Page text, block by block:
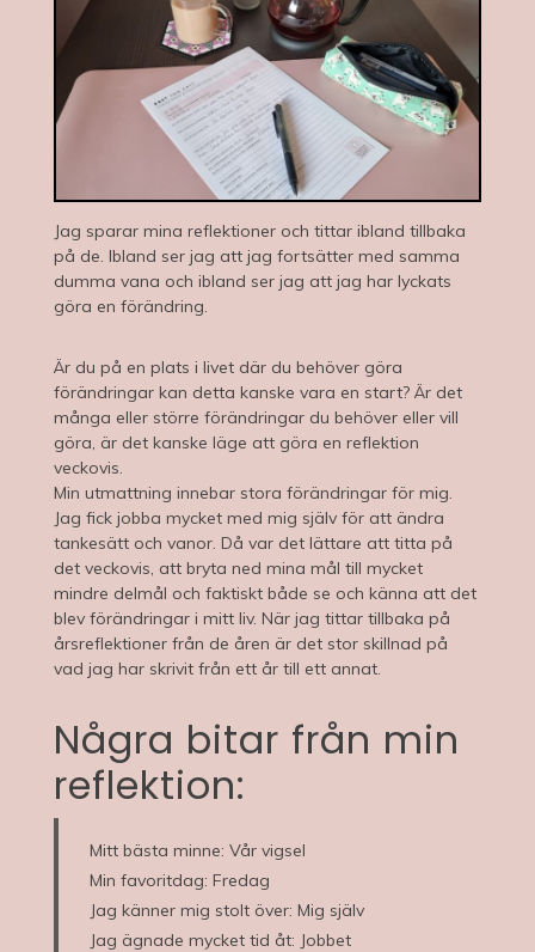
Jag sparar mina reflektioner och tittar ibland tillbaka
på de. Ibland ser jag att jag fortsätter med samma
dumma vana och ibland ser jag att jag har lyckats
göra en förändring.
Är du på en plats i livet där du behöver göra
förändringar kan detta kanske vara en start? Är det
många eller större förändringar du behöver eller vill
göra, är det kanske läge att göra en reflektion
veckovis.
Min utmattning innebar stora förändringar för mig.
Jag fick jobba mycket med mig själv för att ändra
tankesätt och vanor. Då var det lättare att titta på
det veckovis, att bryta ned mina mål till mycket
mindre delmål och faktiskt både se och känna att det
blev förändringar i mitt liv. När jag tittar tillbaka på
årsreflektioner från de åren är det stor skillnad på
vad jag har skrivit från ett år till ett annat.
Några bitar från min
reflektion:
Mitt bästa minne: Vår vigsel
Min favoritdag: Fredag
Jag känner mig stolt över: Mig själv
Jag ägnade mycket tid åt: Jobbet